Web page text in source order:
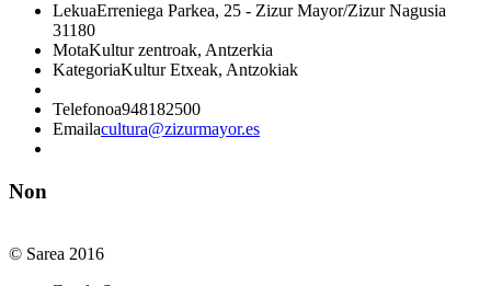
LekuaErreniega Parkea, 25 - Zizur Mayor/Zizur Nagusia
31180
MotaKultur zentroak, Antzerkia
KategoriaKultur Etxeak, Antzokiak
Telefonoa948182500
Emailacultura@zizurmayor.es
Non
© Sarea 2016